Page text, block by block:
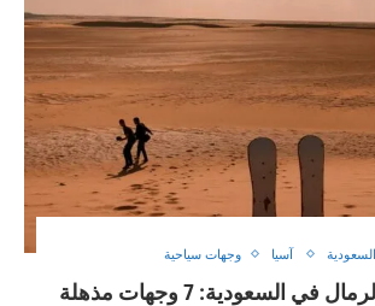
السعودية آسيا وجهات سياحية
التزلج على الرمال في السعودية: 7 وجهات مذهلة